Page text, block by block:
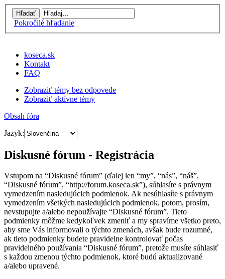
Pokročilé hľadanie
koseca.sk
Kontakt
FAQ
Zobraziť témy bez odpovede
Zobraziť aktívne témy
Obsah fóra
Jazyk:
Diskusné fórum - Registrácia
Vstupom na “Diskusné fórum” (ďalej len “my”, “nás”, “náš”,
“Diskusné fórum”, “http://forum.koseca.sk”), súhlasíte s právnym
vymedzením nasledujúcich podmienok. Ak nesúhlasíte s právnym
vymedzením všetkých nasledujúcich podmienok, potom, prosím,
nevstupujte a/alebo nepoužívajte “Diskusné fórum”. Tieto
podmienky môžme kedykoľvek zmeniť a my spravíme všetko preto,
aby sme Vás informovali o týchto zmenách, avšak bude rozumné,
ak tieto podmienky budete pravidelne kontrolovať počas
pravidelného používania “Diskusné fórum”, pretože musíte súhlasiť
s každou zmenou týchto podmienok, ktoré budú aktualizované
a/alebo upravené.